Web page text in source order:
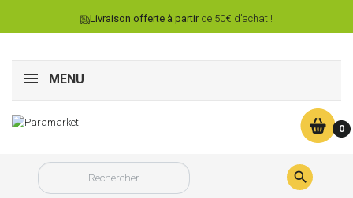
Livraison offerte à partirde 50€ d’achat !
MENU
0
